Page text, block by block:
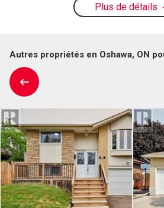
Plus de détails
Autres propriétés en Oshawa, ON